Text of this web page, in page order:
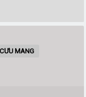
MANG